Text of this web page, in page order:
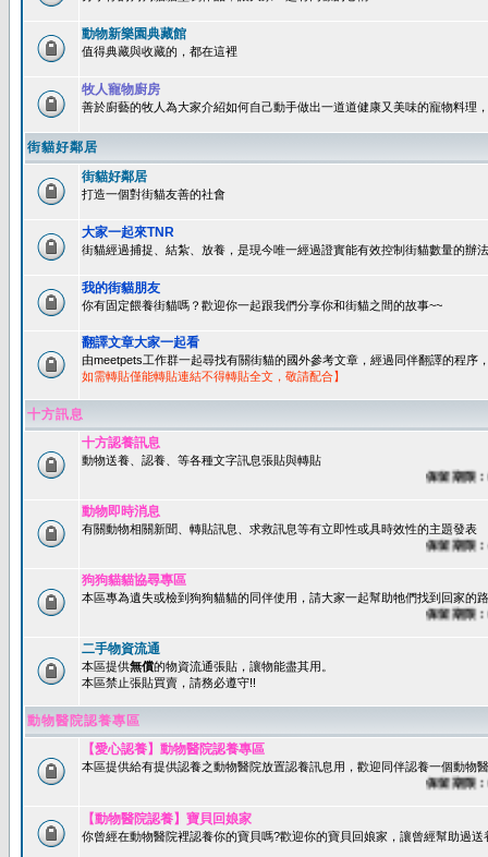
動物新樂園典藏館
值得典藏與收藏的，都在這裡
牧人寵物廚房
善於廚藝的牧人為大家介紹如何自己動手做出一道道健康又美味的寵物料理
街貓好鄰居
街貓好鄰居
打造一個對街貓友善的社會
大家一起來TNR
街貓經過捕捉、結紮、放養，是現今唯一經過證實能有效控制街貓數量的辦
我的街貓朋友
你有固定餵養街貓嗎？歡迎你一起跟我們分享你和街貓之間的故事~~
翻譯文章大家一起看
由meetpets工作群一起尋找有關街貓的國外參考文章，經過同伴翻譯的程序
如需轉貼僅能轉貼連結不得轉貼全文，敬請配合】
十方訊息
十方認養訊息
動物送養、認養、等各種文字訊息張貼與轉貼
保留期限：60
動物即時消息
有關動物相關新聞、轉貼訊息、求救訊息等有立即性或具時效性的主題發表
保留期限：45
狗狗貓貓協尋專區
本區專為遺失或檢到狗狗貓貓的同伴使用，請大家一起幫助牠們找到回家的
保留期限：60
二手物資流通
本區提供無償的物資流通張貼，讓物能盡其用。
本區禁止張貼買賣，請務必遵守!!
動物醫院認養專區
【愛心認養】動物醫院認養專區
本區提供給有提供認養之動物醫院放置認養訊息用，歡迎同伴認養一個動物
保留期限：60
【動物醫院認養】寶貝回娘家
你曾經在動物醫院裡認養你的寶貝嗎?歡迎你的寶貝回娘家，讓曾經幫助過